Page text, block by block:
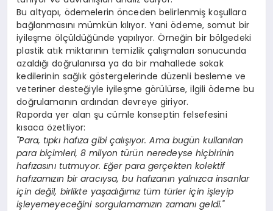
Bu altyapı, ödemelerin önceden belirlenmiş koşullara
bağlanmasını mümkün kılıyor. Yani ödeme, somut bir
iyileşme ölçüldüğünde yapılıyor. Örneğin bir bölgedeki
plastik atık miktarının temizlik çalışmaları sonucunda
azaldığı doğrulanırsa ya da bir mahallede sokak
kedilerinin sağlık göstergelerinde düzenli besleme ve
veteriner desteğiyle iyileşme görülürse, ilgili ödeme bu
doğrulamanın ardından devreye giriyor.
Raporda yer alan şu cümle konseptin felsefesini
kısaca özetliyor:
"Para, tıpkı hafıza gibi çalışıyor. Ama bugün kullanılan
para biçimleri, 8 milyon türün neredeyse hiçbirinin
hafızasını tutmuyor. Eğer para gerçekten kolektif
hafızamızın bir aracıysa, bu hafızanın yalnızca insanlar
için değil, birlikte yaşadığımız tüm türler için işleyip
işleyemeyeceğini sorgulamamızın zamanı geldi."